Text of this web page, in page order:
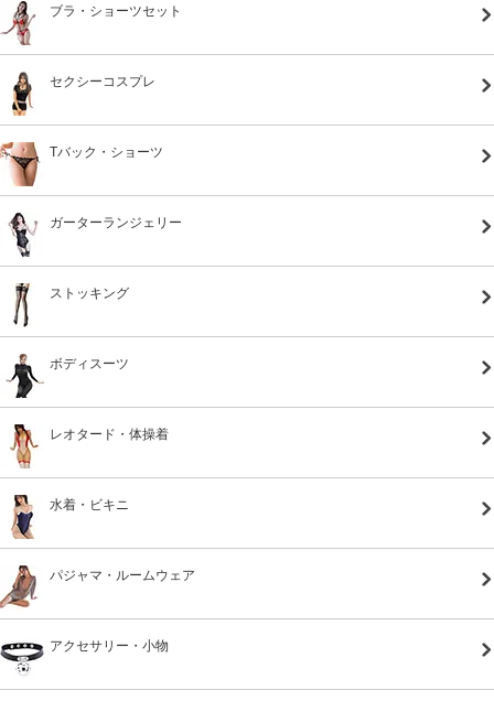
ブラ・ショーツセット
セクシーコスプレ
Tバック・ショーツ
ガーターランジェリー
ストッキング
ボディスーツ
レオタード・体操着
水着・ビキニ
パジャマ・ルームウェア
アクセサリー・小物